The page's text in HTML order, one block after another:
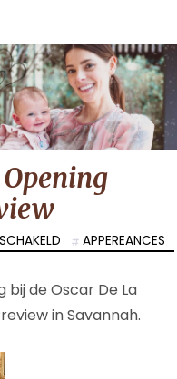
VOOR
OSCAR
LA
RENTA
APPEREANCES
bij de Oscar De La
in Savannah.